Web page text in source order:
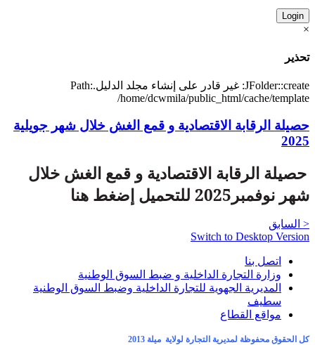
×
تحذير
JFolder::create: غير قادر على إنشاء مجلد الدليل.Path:
/home/dcwmila/public_html/cache/template
حصيلة الرقابة الاقتصادية و قمع الغش خلال شهر جويلية
2025
حصيلة الرقابة الاقتصادية و قمع الغش خلال
شهر نوفمبر2025 للتحميل إضغط هنا
< السابق
Switch to Desktop Version
اتصل بنا
وزارة التجارة الداخلية و ضبط السوق الوطنية
المديرية الجهوية للتجارة الداخلية وضبط السوق الوطنية
سطيف
مواقع القطاع
كل الحقوق محفوظة لمديرية التجارة لولاية ميلة 2013